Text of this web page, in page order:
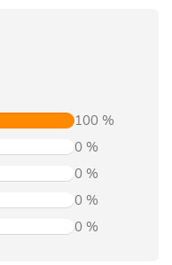
100 %
0 %
0 %
0 %
0 %